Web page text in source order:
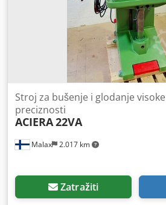
Konvencionalno upravljanje
Malax 2.017 km
Stroj za bušenje i glodanje visoke
preciznosti
ACIERA22VA
Zatražiti